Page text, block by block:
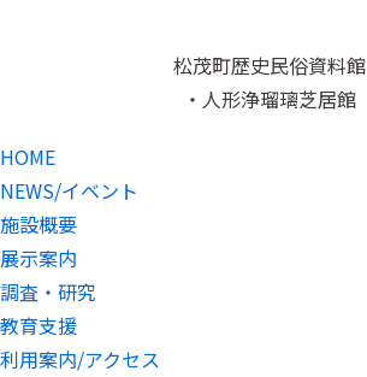
松茂町歴史民俗資料館
・人形浄瑠璃芝居館
HOME
NEWS/イベント
施設概要
展示案内
調査・研究
教育支援
利用案内/アクセス